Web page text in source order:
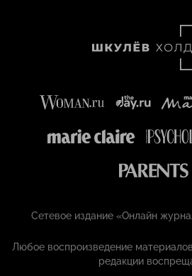
Сетевое издание «Онлайн
Любое воспроизведение
редакции